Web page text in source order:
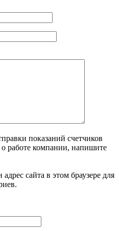
показаний счетчиков
работе компании, напишите
сайта в этом браузере для